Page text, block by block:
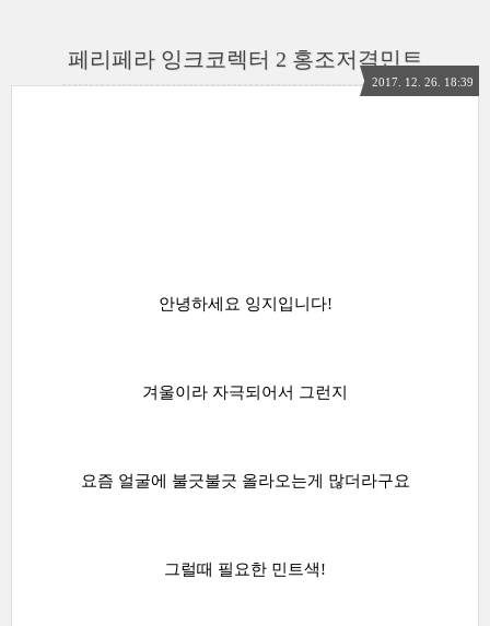
페리페라 잉크코렉터 2 홍조저격민트
2017. 12. 26. 18:39
안녕하세요 잉지입니다!
겨울이라 자극되어서 그런지
요즘 얼굴에 불긋불긋 올라오는게 많더라구요
그럴때 필요한 민트색!